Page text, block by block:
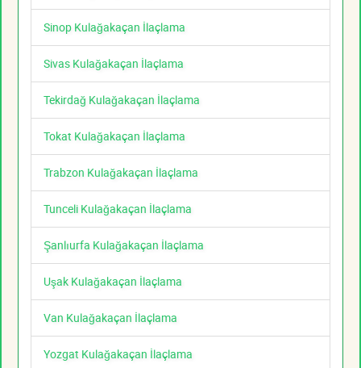
Sinop Kulağakaçan İlaçlama
Sivas Kulağakaçan İlaçlama
Tekirdağ Kulağakaçan İlaçlama
Tokat Kulağakaçan İlaçlama
Trabzon Kulağakaçan İlaçlama
Tunceli Kulağakaçan İlaçlama
Şanlıurfa Kulağakaçan İlaçlama
Uşak Kulağakaçan İlaçlama
Van Kulağakaçan İlaçlama
Yozgat Kulağakaçan İlaçlama